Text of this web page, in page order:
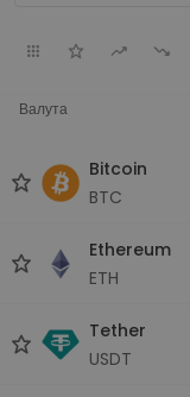
Валута
Bitcoin
BTC
Ethereum
ETH
Tether
USDT